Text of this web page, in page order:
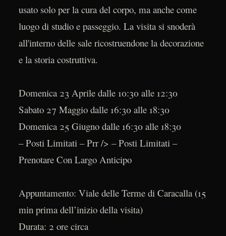
usato solo per la cura del corpo, ma anche come
luogo di studio e passeggio. La visita si snoderà
all'interno delle sale ricostruendone la decorazione
e la storia costruttiva.
Domenica 23 Aprile dalle 10:30 alle 12:30
Sabato 27 Maggio dalle 16:30 alle 18:30
Domenica 25 Giugno dalle 16:30 alle 18:30
– Posti Limitati – Prr /> – Posti Limitati –
Prenotare Con Largo Anticipo
Appuntamento: Viale delle Terme di Caracalla (15
min prima dell’inizio della visita)
Durata: 2 ore circa